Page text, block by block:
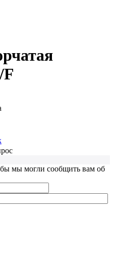
F
мы могли сообщить вам об